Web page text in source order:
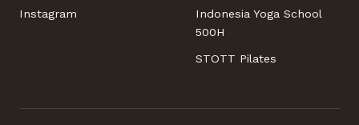
Instagram
Indonesia Yoga School
500H
STOTT Pilates